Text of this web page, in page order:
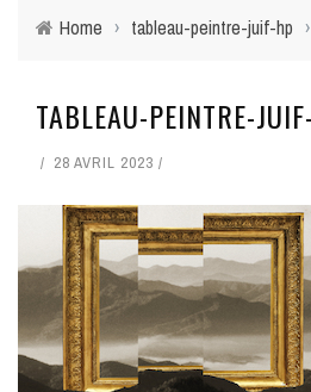
Home › tableau-peintre-juif-hp ›
TABLEAU-PEINTRE-
28 AVRIL 2023